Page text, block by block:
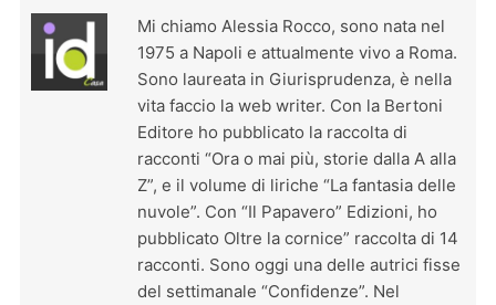
Mi chiamo Alessia Rocco, sono nata nel
1975 a Napoli e attualmente vivo a Roma.
Sono laureata in Giurisprudenza, è nella
vita faccio la web writer. Con la Bertoni
Editore ho pubblicato la raccolta di
racconti “Ora o mai più, storie dalla A alla
Z”, e il volume di liriche “La fantasia delle
nuvole”. Con “Il Papavero” Edizioni, ho
pubblicato Oltre la cornice” raccolta di 14
racconti. Sono oggi una delle autrici fisse
del settimanale “Confidenze”. Nel